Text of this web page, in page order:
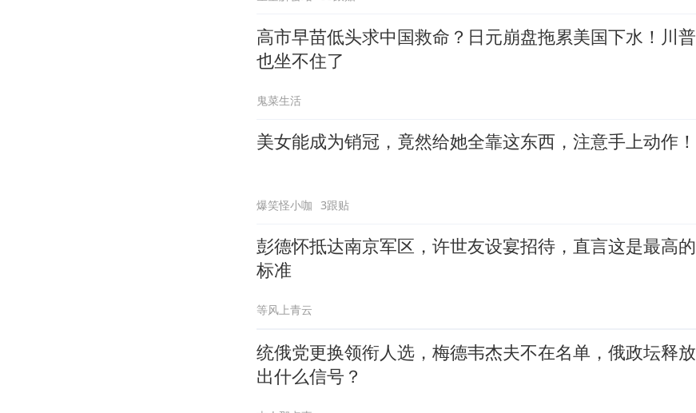
高市早苗低头求中国救命？日元崩盘拖累美国下水！川普
也坐不住了
鬼菜生活
美女能成为销冠，竟然给她全靠这东西，注意手上动作！
爆笑怪小咖 3跟贴
彭德怀抵达南京军区，许世友设宴招待，直言这是最高的
标准
等风上青云
统俄党更换领衔人选，梅德韦杰夫不在名单，俄政坛释放
出什么信号？